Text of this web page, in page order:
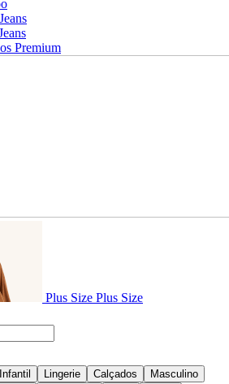
Premium
Plus Size Plus Size
Infantil Lingerie Calçados
Masculino